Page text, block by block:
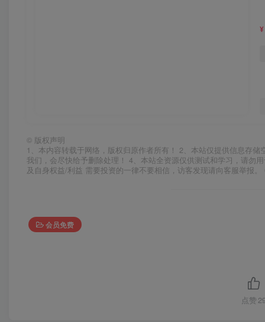
¥
© 版权声明
1、本内容转载于网络，版权归原作者所有！ 2、本站仅提供信息存
我们，会尽快给予删除处理！ 4、本站全资源仅供测试和学习，请勿
及自身权益/利益 需要投资的一律不要相信，访客发现请向客服举报
会员免费
点赞